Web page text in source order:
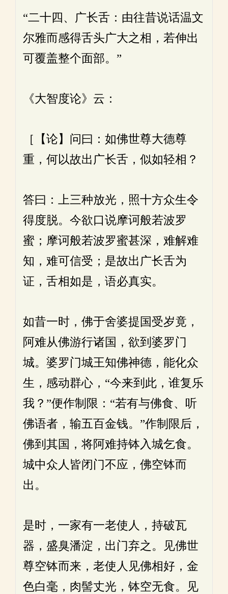
“二十四、广长舌：由往昔说话温文
尔雅而感得舌头广大之相，若伸出
可覆盖整个面部。”
《大智度论》云：
［【论】问曰：如佛世尊大德尊
重，何以故出广长舌，似如轻相？
答曰：上三种放光，照十方众生令
得度脱。今欲口说摩诃般若波罗
蜜；摩诃般若波罗蜜甚深，难解难
知，难可信受；是故出广长舌为
证，舌相如是，语必真实。
如昔一时，佛于舍婆提国受岁竟，
阿难从佛游行诸国，欲到婆罗门
城。婆罗门城王知佛神德，能化众
生，感动群心，“今来到此，谁复乐
我？”便作制限：“若有与佛食、听
佛语者，输五百金钱。”作制限后，
佛到其国，将阿难持钵入城乞食。
城中众人皆闭门不应，佛空钵而
出。
是时，一家有一老使人，持破瓦
器，盛臭潘淀，出门弃之。见佛世
尊空钵而来，老使人见佛相好，金
色白毫，肉髻丈光，钵空无食。见